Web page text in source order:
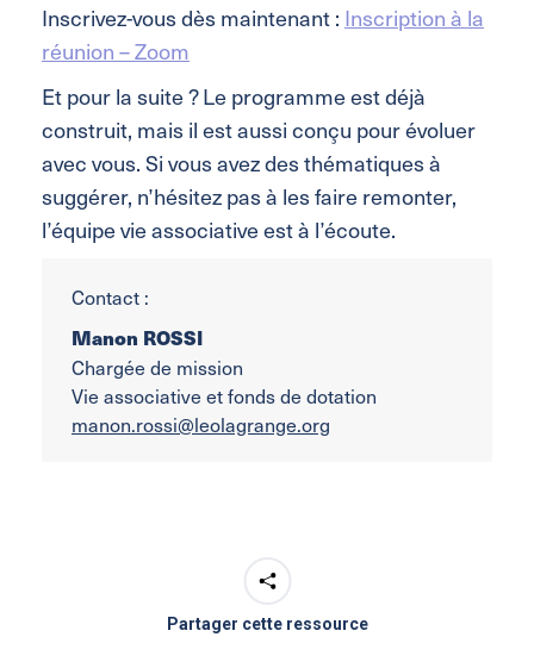
Inscrivez-vous dès maintenant : Inscription à la
réunion – Zoom
Et pour la suite ? Le programme est déjà
construit, mais il est aussi conçu pour évoluer
avec vous. Si vous avez des thématiques à
suggérer, n’hésitez pas à les faire remonter,
l’équipe vie associative est à l’écoute.
Contact :
Manon ROSSI
Chargée de mission
Vie associative et fonds de dotation
manon.rossi@leolagrange.org
Partager cette ressource